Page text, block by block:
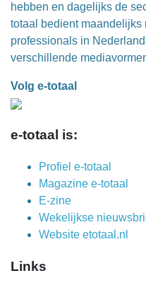
hebben en dagelijks de
totaal bedient maandelijks
professionals in
verschillende
Volg e-totaal
e-totaal is:
Profiel e-totaal
Magazine e-totaal
E-zine
Wekelijkse
Website etotaal.nl
Links